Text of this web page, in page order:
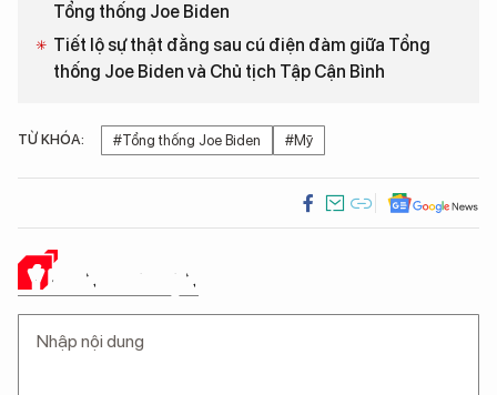
Tổng thống Joe Biden
Tiết lộ sự thật đằng sau cú điện đàm giữa Tổng
thống Joe Biden và Chủ tịch Tập Cận Bình
TỪ KHÓA: #Tổng thống Joe Biden #Mỹ
Ý KIẾN CỦA BẠN